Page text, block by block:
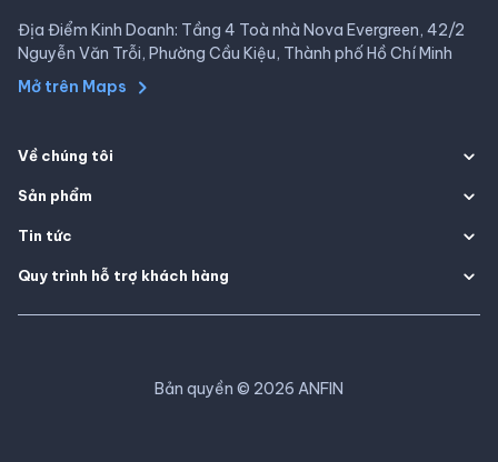
Địa Điểm Kinh Doanh: Tầng 4 Toà nhà Nova Evergreen, 42/2
Nguyễn Văn Trỗi, Phường Cầu Kiệu, Thành phố Hồ Chí Minh
Mở trên Maps
Về chúng tôi
Sản phẩm
Tin tức
Quy trình hỗ trợ khách hàng
Bản quyền © 2026 ANFIN